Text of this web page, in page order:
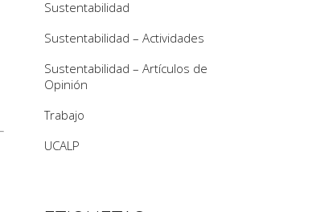
Sustentabilidad
Sustentabilidad – Actividades
Sustentabilidad – Artículos de
Opinión
Trabajo
UCALP